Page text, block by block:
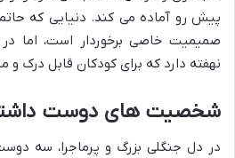
پیش رو آماده می کند. دنیایی که
صمیمیت خاصی برخوردار است، اما
نهفته دارد که برای کودکان قابل درک و
شخصیت های دوست
در دل جنگلی بزرگ و پرماجرا، سه